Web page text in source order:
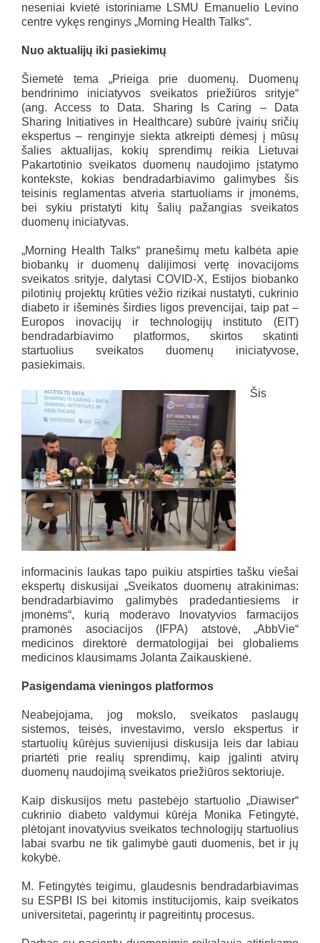
neseniai kvietė istoriniame LSMU Emanuelio Levino
centre vykęs renginys „Morning Health Talks“.
Nuo aktualijų iki pasiekimų
Šiemetė tema „Prieiga prie duomenų. Duomenų
bendrinimo iniciatyvos sveikatos priežiūros srityje“
(ang. Access to Data. Sharing Is Caring – Data
Sharing Initiatives in Healthcare) subūrė įvairių sričių
ekspertus – renginyje siekta atkreipti dėmesį į mūsų
šalies aktualijas, kokių sprendimų reikia Lietuvai
Pakartotinio sveikatos duomenų naudojimo įstatymo
kontekste, kokias bendradarbiavimo galimybes šis
teisinis reglamentas atveria startuoliams ir įmonėms,
bei sykiu pristatyti kitų šalių pažangias sveikatos
duomenų iniciatyvas.
„Morning Health Talks“ pranešimų metu kalbėta apie
biobankų ir duomenų dalijimosi vertę inovacijoms
sveikatos srityje, dalytasi COVID-X, Estijos biobanko
pilotinių projektų krūties vėžio rizikai nustatyti, cukrinio
diabeto ir išeminės širdies ligos prevencijai, taip pat –
Europos inovacijų ir technologijų instituto (EIT)
bendradarbiavimo platformos, skirtos skatinti
startuolius sveikatos duomenų iniciatyvose,
pasiekimais.
Šis
informacinis laukas tapo puikiu atspirties tašku viešai
ekspertų diskusijai „Sveikatos duomenų atrakinimas:
bendradarbiavimo galimybės pradedantiesiems ir
įmonėms“, kurią moderavo Inovatyvios farmacijos
pramonės asociacijos (IFPA) atstovė, „AbbVie“
medicinos direktorė dermatologijai bei globaliems
medicinos klausimams Jolanta Zaikauskienė.
Pasigendama vieningos platformos
Neabejojama, jog mokslo, sveikatos paslaugų
sistemos, teisės, investavimo, verslo ekspertus ir
startuolių kūrėjus suvienijusi diskusija leis dar labiau
priartėti prie realių sprendimų, kaip įgalinti atvirų
duomenų naudojimą sveikatos priežiūros sektoriuje.
Kaip diskusijos metu pastebėjo startuolio „Diawiser“
cukrinio diabeto valdymui kūrėja Monika Fetingytė,
plėtojant inovatyvius sveikatos technologijų startuolius
labai svarbu ne tik galimybė gauti duomenis, bet ir jų
kokybė.
M. Fetingytės teigimu, glaudesnis bendradarbiavimas
su ESPBI IS bei kitomis institucijomis, kaip sveikatos
universitetai, pagerintų ir pagreitintų procesus.